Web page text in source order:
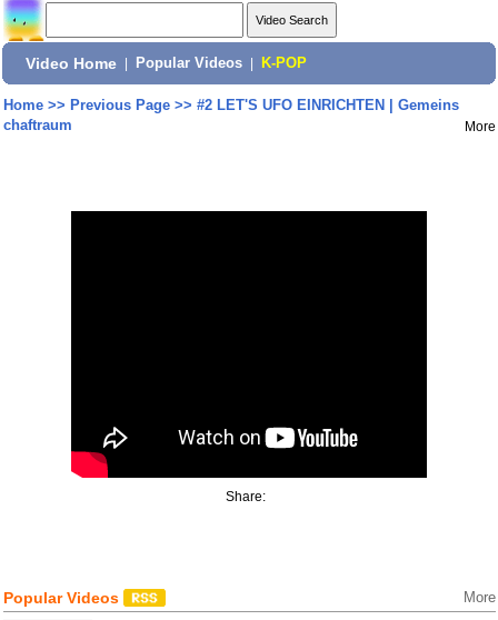
Video Home Popular Videos K-POP
Home>> Previous Page>> #2 LET'S UFO EINRICHTEN | Gemeins
chaftraum
More
Share:
Popular Videos More